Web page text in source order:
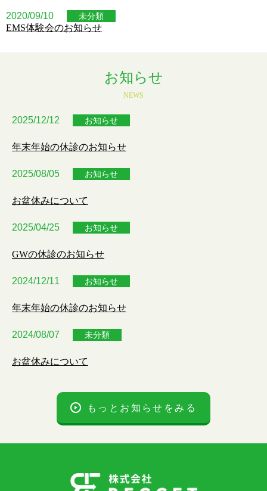
2020/09/10 未分類
EMS体験会のお知らせ
お知らせ
NEWS
2025/12/12 お知らせ
年末年始の休診のお知らせ
2025/08/05 お知らせ
お盆休みについて
2025/04/25 お知らせ
GWの休診のお知らせ
2024/12/11 お知らせ
年末年始の休診のお知らせ
2024/08/07 未分類
お盆休みについて
もっとお知らせをみる